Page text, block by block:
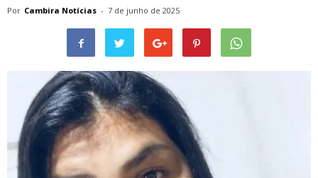
Por Cambira Notícias - 7 de junho de 2025